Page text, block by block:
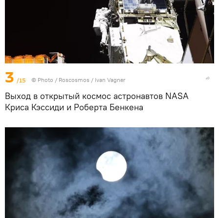
3 /15 © Photo / Roscosmos / Ivan Vagner
Выход в открытый космос астронавтов NASA
Криса Кэссиди и Роберта Бенкена